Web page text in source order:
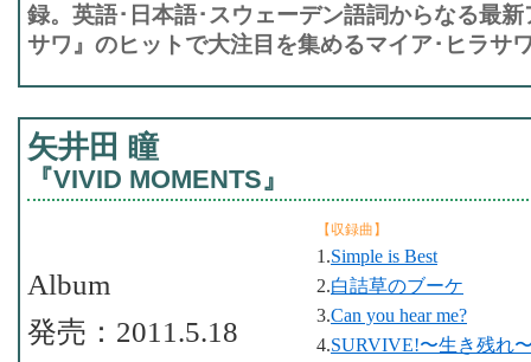
録。英語･日本語･スウェーデン語詞からなる最
サワ』のヒットで大注目を集めるマイア･ヒラサ
矢井田 瞳
『VIVID MOMENTS』
【収録曲】
1.Simple is Best
2.白詰草のブーケ
3.Can you hear me?
4.SURVIVE!〜生き残れ
Album
発売：2011.5.18